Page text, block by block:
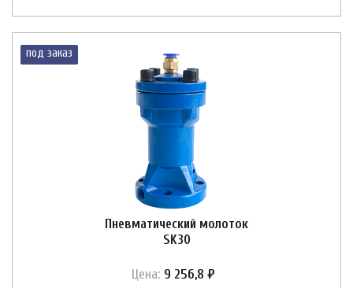
под заказ
Пневматический молоток
SK30
Цена: 9 256,8 ₽